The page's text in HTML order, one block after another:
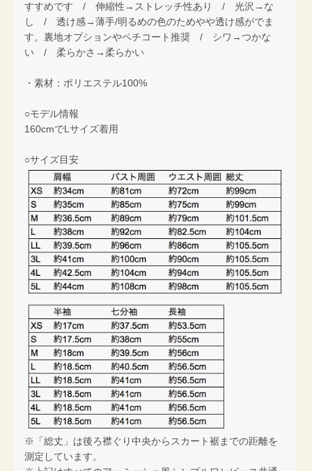
すすめです / 伸縮性→ストレッチ性あり / 光沢→な
し / 透け感→薄手/明るめの色のためやや透け感がでま
す。裏地オプションやペチコート推奨 / シワ→つかな
い / 柔らかさ→柔らかい
・素材：ポリエステル100%
○モデル情報
160cmでLサイズ着用
○サイズ目安
※「総丈」は後ろ襟ぐり中央からスカート裾までの距離を
測定しています。